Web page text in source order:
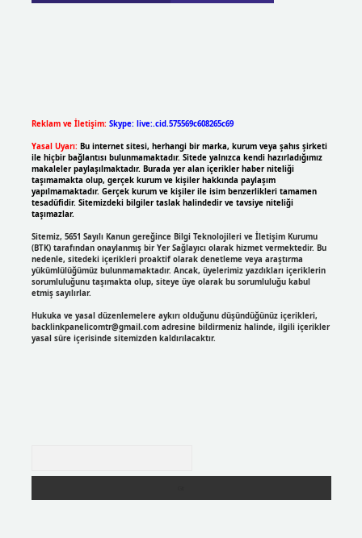
Reklam ve İletişim: Skype: live:.cid.575569c608265c69
Yasal Uyarı: Bu internet sitesi, herhangi bir marka, kurum veya şahıs şirketi
ile hiçbir bağlantısı bulunmamaktadır. Sitede yalnızca kendi hazırladığımız
makaleler paylaşılmaktadır. Burada yer alan içerikler haber niteliği
taşımamakta olup, gerçek kurum ve kişiler hakkında paylaşım
yapılmamaktadır. Gerçek kurum ve kişiler ile isim benzerlikleri tamamen
tesadüfidir. Sitemizdeki bilgiler taslak halindedir ve tavsiye niteliği
taşımazlar.
Sitemiz, 5651 Sayılı Kanun gereğince Bilgi Teknolojileri ve İletişim Kurumu
(BTK) tarafından onaylanmış bir Yer Sağlayıcı olarak hizmet vermektedir. Bu
nedenle, sitedeki içerikleri proaktif olarak denetleme veya araştırma
yükümlülüğümüz bulunmamaktadır. Ancak, üyelerimiz yazdıkları içeriklerin
sorumluluğunu taşımakta olup, siteye üye olarak bu sorumluluğu kabul
etmiş sayılırlar.
Hukuka ve yasal düzenlemelere aykırı olduğunu düşündüğünüz içerikleri,
backlinkpanelicomtr@gmail.comadresine bildirmeniz halinde, ilgili içerikler
yasal süre içerisinde sitemizden kaldırılacaktır.